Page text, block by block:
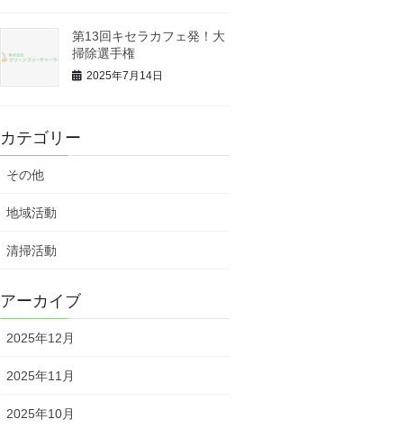
第13回キセラカフェ発！大
掃除選手権
2025年7月14日
カテゴリー
その他
地域活動
清掃活動
アーカイブ
2025年12月
2025年11月
2025年10月